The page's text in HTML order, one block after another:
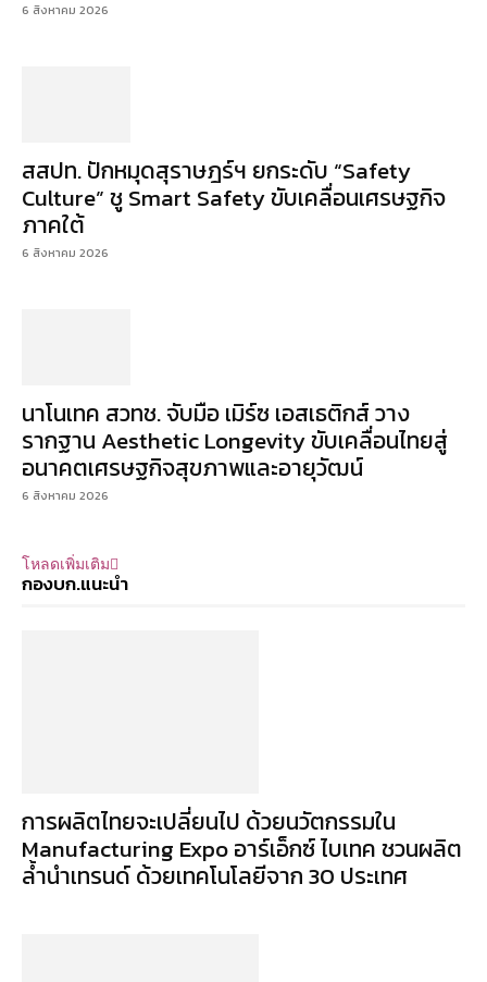
6 สิงหาคม 2026
สสปท. ปักหมุดสุราษฎร์ฯ ยกระดับ “Safety
Culture” ชู Smart Safety ขับเคลื่อนเศรษฐกิจ
ภาคใต้
6 สิงหาคม 2026
นาโนเทค สวทช. จับมือ เมิร์ซ เอสเธติกส์ วาง
รากฐาน Aesthetic Longevity ขับเคลื่อนไทยสู่
อนาคตเศรษฐกิจสุขภาพและอายุวัฒน์
6 สิงหาคม 2026
โหลดเพิ่มเติม
กองบก.แนะนำ
การผลิตไทยจะเปลี่ยนไป ด้วยนวัตกรรมใน
Manufacturing Expo อาร์เอ็กซ์ ไบเทค ชวนผลิต
ล้ำนำเทรนด์ ด้วยเทคโนโลยีจาก 30 ประเทศ